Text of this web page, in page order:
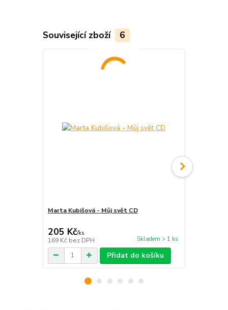
Související zboží 6
Marta Kubišová - Můj svět CD
205 Kč/ks
169 Kč bez DPH Skladem > 1 ks
Přidat do košíku